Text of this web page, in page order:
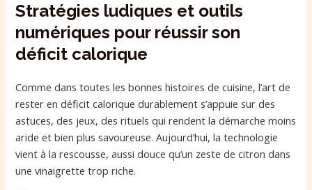
Stratégies ludiques et outils
numériques pour réussir son
déficit calorique
Comme dans toutes les bonnes histoires de cuisine, l’art de
rester en déficit calorique durablement s’appuie sur des
astuces, des jeux, des rituels qui rendent la démarche moins
aride et bien plus savoureuse. Aujourd’hui, la technologie
vient à la rescousse, aussi douce qu’un zeste de citron dans
une vinaigrette trop riche.